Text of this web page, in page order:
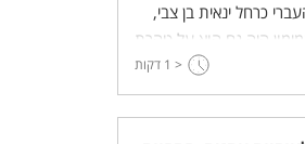
כרחל ינאית בן צבי,
היה גם הוא על טהרת
"ליגת נשים" מניו
הבניה מבחירת המיקום,
השונים.
< 1 דקות